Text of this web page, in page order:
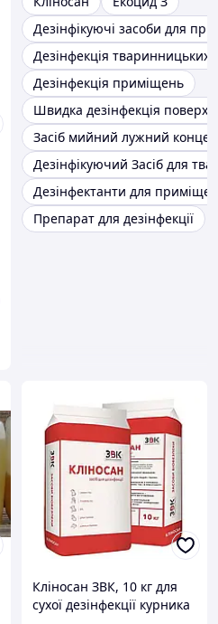
Дезінфікуючі засоби для
Дезінфекція
Дезінфекція приміщень
Швидка дезінфекція
Засіб мийний лужний
Дезінфікуючий Засіб для
Дезінфектанти для
Препарат для дезінфекції
Кліносан ЗВК, 10 кг для
сухої дезінфекції курника